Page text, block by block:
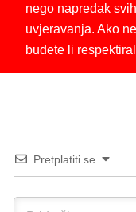
nego napredak
uvjeravanja. Ako
budete li
Pretplatiti se